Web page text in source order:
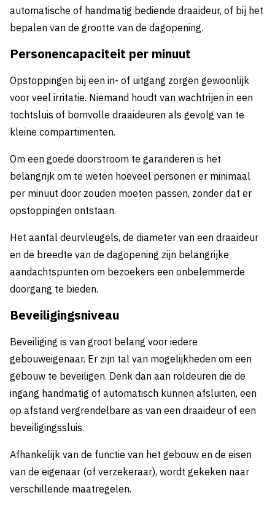
automatische of handmatig bediende draaideur, of bij het
bepalen van de grootte van de dagopening.
Personencapaciteit per minuut
Opstoppingen bij een in- of uitgang zorgen gewoonlijk
voor veel irritatie. Niemand houdt van wachtrijen in een
tochtsluis of bomvolle draaideuren als gevolg van te
kleine compartimenten.
Om een goede doorstroom te garanderen is het
belangrijk om te weten hoeveel personen er minimaal
per minuut door zouden moeten passen, zonder dat er
opstoppingen ontstaan.
Het aantal deurvleugels, de diameter van een draaideur
en de breedte van de dagopening zijn belangrijke
aandachtspunten om bezoekers een onbelemmerde
doorgang te bieden.
Beveiligingsniveau
Beveiliging is van groot belang voor iedere
gebouweigenaar. Er zijn tal van mogelijkheden om een
gebouw te beveiligen. Denk dan aan roldeuren die de
ingang handmatig of automatisch kunnen afsluiten, een
op afstand vergrendelbare as van een draaideur of een
beveiligingssluis.
Afhankelijk van de functie van het gebouw en de eisen
van de eigenaar (of verzekeraar), wordt gekeken naar
verschillende maatregelen.